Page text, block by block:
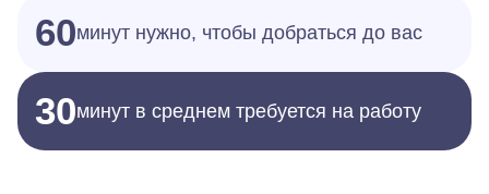
60минут нужно, чтобы добраться до вас
30минут в среднем требуется на работу